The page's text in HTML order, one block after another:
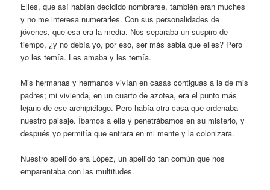
Elles, que así habían decidido nombrarse, también eran muches
y no me interesa numerarles. Con sus personalidades de
jóvenes, que esa era la media. Nos separaba un suspiro de
tiempo, ¿y no debía yo, por eso, ser más sabia que elles? Pero
yo les temía. Les amaba y les temía.
Mis hermanas y hermanos vivían en casas contiguas a la de mis
padres; mi vivienda, en un cuarto de azotea, era el punto más
lejano de ese archipiélago. Pero había otra casa que ordenaba
nuestro paisaje. Íbamos a ella y penetrábamos en su misterio, y
después yo permitía que entrara en mi mente y la colonizara.
Nuestro apellido era López, un apellido tan común que nos
emparentaba con las multitudes.